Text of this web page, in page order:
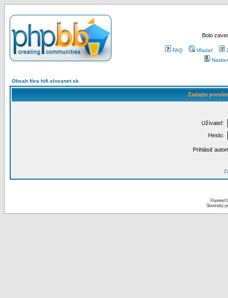
Bolo
FAQ Hľadať
Obsah fóra hifi.slovanet.sk
Zadajte
Užívateľ:
Heslo:
Prihlásiť
Powered
Slovenský